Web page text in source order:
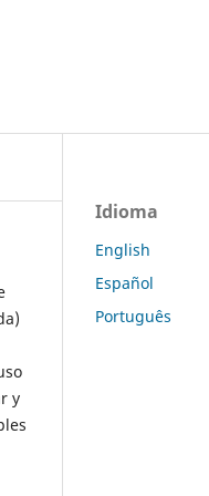
y
Idioma
English
Español
Português